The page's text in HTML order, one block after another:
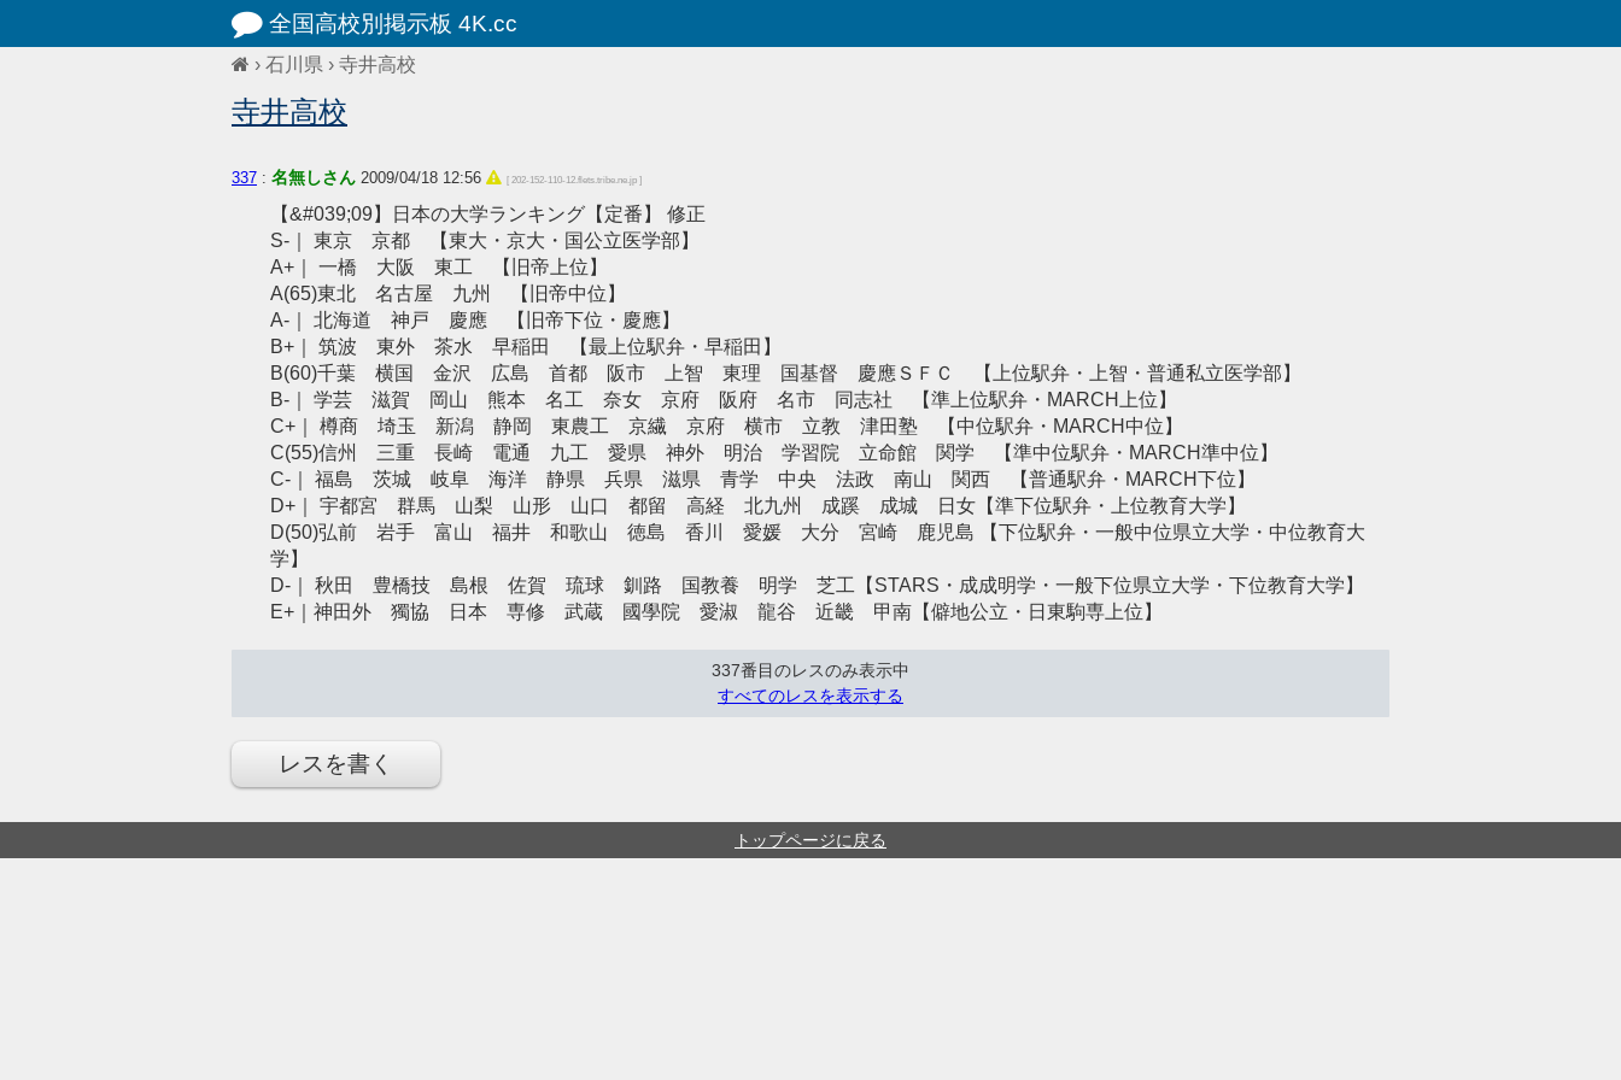
全国高校別掲示板 4K.cc
› 石川県 › 寺井高校
寺井高校
337 : 名無しさん 2009/04/18 12:56 [ 202-152-110-12.flets.tribe.ne.jp ]
【&#039;09】日本の大学ランキング【定番】 修正
S-｜ 東京 京都 【東大・京大・国公立医学部】
A+｜ 一橋 大阪 東工 【旧帝上位】
A(65)東北 名古屋 九州 【旧帝中位】
A-｜ 北海道 神戸 慶應 【旧帝下位・慶應】
B+｜ 筑波 東外 茶水 早稲田 【最上位駅弁・早稲田】
B(60)千葉 横国 金沢 広島 首都 阪市 上智 東理 国基督 慶應ＳＦＣ 【上位駅弁・上智・普通私立医学部】
B-｜ 学芸 滋賀 岡山 熊本 名工 奈女 京府 阪府 名市 同志社 【準上位駅弁・MARCH上位】
C+｜ 樽商 埼玉 新潟 静岡 東農工 京繊 京府 横市 立教 津田塾 【中位駅弁・MARCH中位】
C(55)信州 三重 長崎 電通 九工 愛県 神外 明治 学習院 立命館 関学 【準中位駅弁・MARCH準中位】
C-｜ 福島 茨城 岐阜 海洋 静県 兵県 滋県 青学 中央 法政 南山 関西 【普通駅弁・MARCH下位】
D+｜ 宇都宮 群馬 山梨 山形 山口 都留 高経 北九州 成蹊 成城 日女【準下位駅弁・上位教育大学】
D(50)弘前 岩手 富山 福井 和歌山 徳島 香川 愛媛 大分 宮崎 鹿児島 【下位駅弁・一般中位県立大学・中位教育大
学】
D-｜ 秋田 豊橋技 島根 佐賀 琉球 釧路 国教養 明学 芝工【STARS・成成明学・一般下位県立大学・下位教育大学】
E+｜神田外 獨協 日本 専修 武蔵 國學院 愛淑 龍谷 近畿 甲南【僻地公立・日東駒専上位】
337番目のレスのみ表示中
すべてのレスを表示する
レスを書く
トップページに戻る